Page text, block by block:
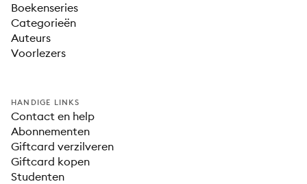
Boekenseries
Categorieën
Auteurs
Voorlezers
HANDIGE LINKS
Contact en help
Abonnementen
Giftcard verzilveren
Giftcard kopen
Studenten